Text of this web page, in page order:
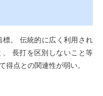
。 伝統的に広く利用され
長打を区別しないこと等
点との関連性が弱い。